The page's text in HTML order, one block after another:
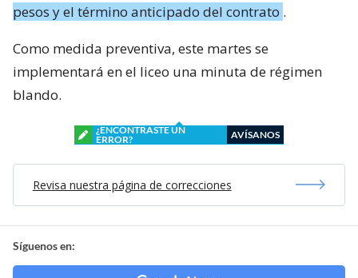
pesos y el término anticipado del contrato .
Como medida preventiva, este martes se
implementará en el liceo una minuta de régimen
blando.
¿ENCONTRASTE UN
ERROR?
AVÍSANOS
Revisa nuestra página de correcciones
Síguenos en: